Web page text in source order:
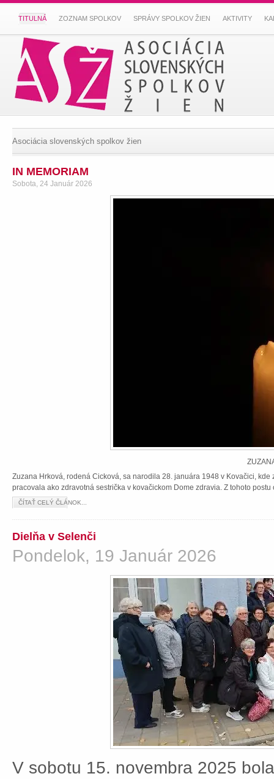
TITULNÁ ZOZNAM SPOLKOV SPRÁVY SPOLKOV ŽIEN AKTIVITY
Asociácia slovenských spolkov žien
IN MEMORIAM
Sobota, 24 Január 2026
Zuzana Hrková, rodená Cicková, sa narodila 28. januára 1948 v Kovačici,
pracovala ako zdravotná sestrička v kovačickom Dome zdravia. Z tohoto
ČÍTAŤ CELÝ ČLÁNOK...
Dielňa v Selenči
Pondelok, 19 Január 2026
V sobotu 15. novembra 2025